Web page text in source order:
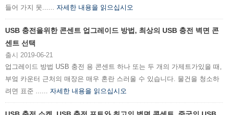
들어 가지 못...... 자세한 내용을 읽으십시오
USB 충전을위한 콘센트 업그레이드 방법, 최상의 USB 충전 벽면 콘
센트 선택
출시 2019-06-21
업그레이드 방법 USB 충전 용 콘센트 하나 또는 두 개의 가제트가있을 때,
부엌 카운터 근처의 매장은 매우 혼란 스러울 수 있습니다. 물건을 청소하
려면 표준 ...... 자세한 내용을 읽으십시오